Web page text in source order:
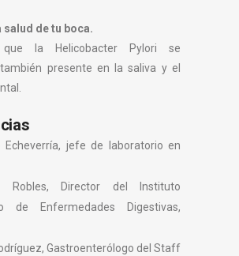
salud de tu boca.
que la Helicobacter Pylori se
presente en la saliva y el
Echeverría, jefe de laboratorio en
Robles, Director del Instituto
de Enfermedades Digestivas,
Gastroenterólogo del Staff